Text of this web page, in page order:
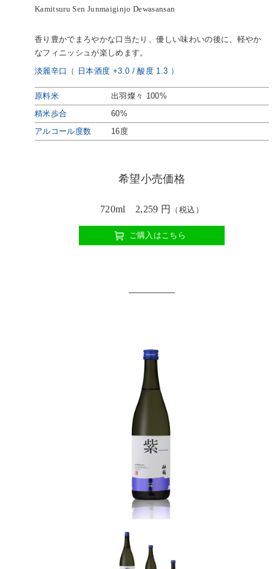
Kamitsuru Sen Junmaiginjo Dewasansan
香り豊かでまろやかな口当たり、優しい味わいの後に、軽やか
なフィニッシュが楽しめます。
淡麗辛口（ 日本酒度 +3.0 / 酸度 1.3 ）
原料米 出羽燦々 100%
精米歩合 60%
アルコール度数 16度
希望小売価格
720ml 2,259 円 （税込）
ご購入はこちら